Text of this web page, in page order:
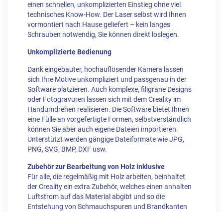
einen schnellen, unkomplizierten Einstieg ohne viel
technisches Know-How. Der Laser selbst wird Ihnen
vormontiert nach Hause geliefert – kein langes
Schrauben notwendig, Sie können direkt loslegen.
Unkomplizierte Bedienung
Dank eingebauter, hochauflösender Kamera lassen
sich Ihre Motive unkompliziert und passgenau in der
Software platzieren. Auch komplexe, filigrane Designs
oder Fotogravuren lassen sich mit dem Creality im
Handumdrehen realisieren. Die Software bietet Ihnen
eine Fülle an vorgefertigte Formen, selbstverständlich
können Sie aber auch eigene Dateien importieren.
Unterstützt werden gängige Dateiformate wie JPG,
PNG, SVG, BMP, DXF usw.
Zubehör zur Bearbeitung von Holz inklusive
Für alle, die regelmäßig mit Holz arbeiten, beinhaltet
der Creality ein extra Zubehör, welches einen anhalten
Luftstrom auf das Material abgibt und so die
Entstehung von Schmauchspuren und Brandkanten